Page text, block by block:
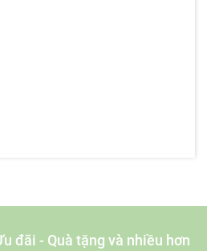
đãi - Quà tặng và nhiều hơn